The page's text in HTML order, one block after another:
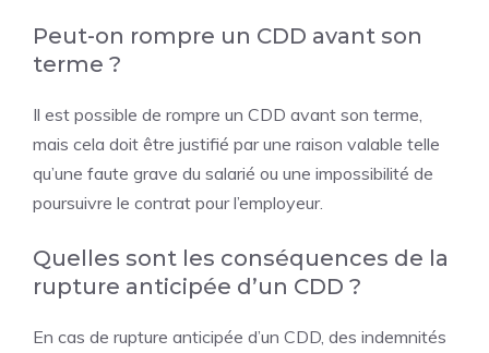
Peut-on rompre un CDD avant son
terme ?
Il est possible de rompre un CDD avant son terme,
mais cela doit être justifié par une raison valable telle
qu’une faute grave du salarié ou une impossibilité de
poursuivre le contrat pour l’employeur.
Quelles sont les conséquences de la
rupture anticipée d’un CDD ?
En cas de rupture anticipée d’un CDD, des indemnités